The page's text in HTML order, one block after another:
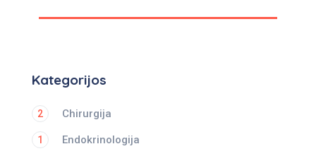
Kategorijos
Chirurgija
2
Endokrinologija
1